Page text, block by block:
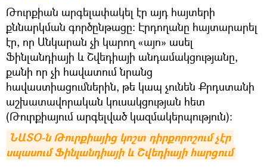
Թուրքիան արգելափակել էր այդ հայտերի
քննարկման գործընթացը։ Էրդողանը հայտարարել
էր, որ Անկարան չի կարող «այո» ասել
Ֆինլանդիայի և Շվեդիայի անդամակցությանը,
քանի որ չի հավատում նրանց
հավաստիացումներին, թե կապ չունեն Քրդստանի
աշխատավորական կուսակցության հետ
(Թուրքիայում արգելված կազմակերպություն):
ՆԱՏՕ-ն Թուրքիայից կոշտ դիրքորոշում չէր
սպասում Ֆինլանդիայի և Շվեդիայի հարցում